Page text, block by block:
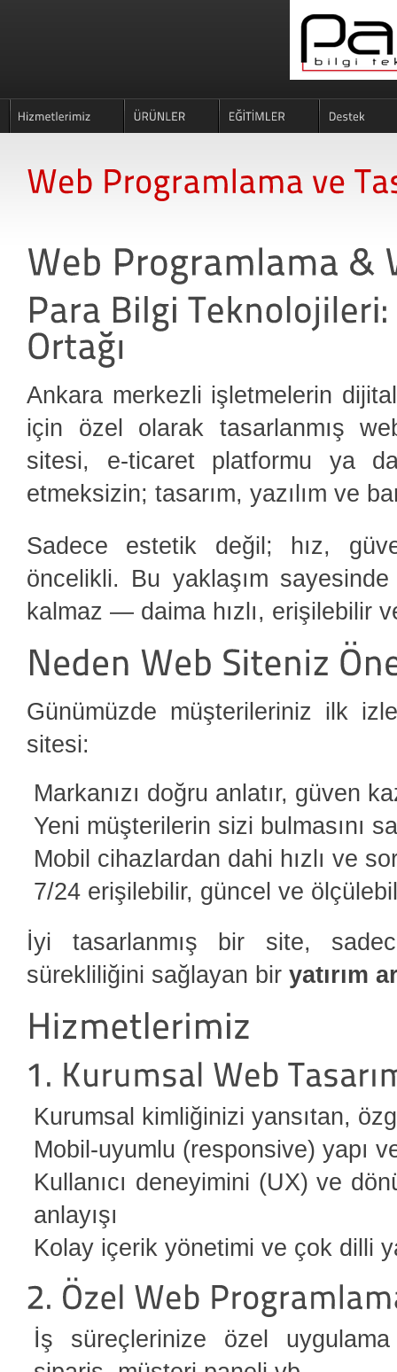
Ankara merkezli işletmelerin
için özel olarak tasarlanmış
sitesi, e-ticaret platformu ya
etmeksizin; tasarım, yazılım ve
Sadece estetik değil; hız,
öncelikli. Bu yaklaşım
kalmaz — daima hızlı, erişilebilir
Günümüzde müşterileriniz ilk
sitesi:
Markanızı doğru anlatır, güven
Yeni müşterilerin sizi bulmasını
Mobil cihazlardan dahi hızlı ve
7/24 erişilebilir, güncel ve
İyi tasarlanmış bir site,
sürekliliğini sağlayan bir yatırım
Kurumsal kimliğinizi yansıtan,
Mobil-uyumlu (responsive) yapı
Kullanıcı deneyimini (UX) ve
anlayışı
Kolay içerik yönetimi ve çok dilli
İş süreçlerinize özel